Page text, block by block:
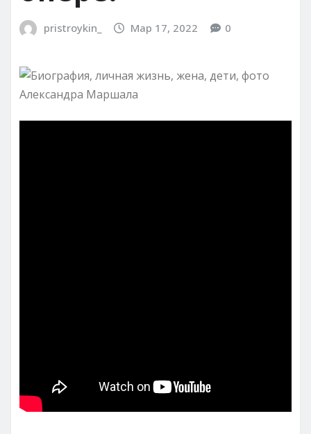
pristroykin_ Мар 17, 2022 0